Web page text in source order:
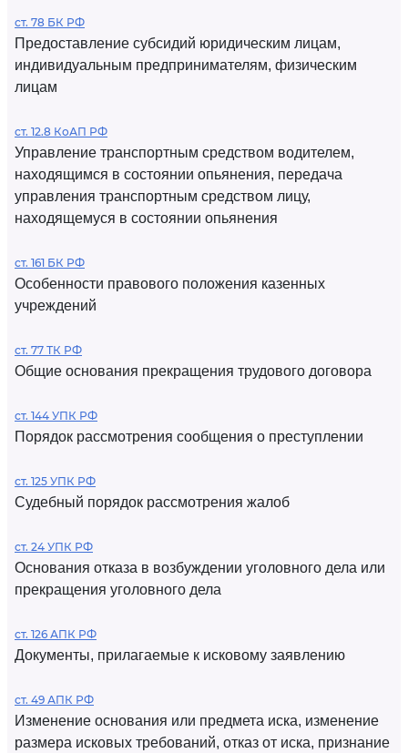
ст. 78 БК РФ
Предоставление субсидий юридическим лицам,
индивидуальным предпринимателям, физическим
лицам
ст. 12.8 КоАП РФ
Управление транспортным средством водителем,
находящимся в состоянии опьянения, передача
управления транспортным средством лицу,
находящемуся в состоянии опьянения
ст. 161 БК РФ
Особенности правового положения казенных
учреждений
ст. 77 ТК РФ
Общие основания прекращения трудового договора
ст. 144 УПК РФ
Порядок рассмотрения сообщения о преступлении
ст. 125 УПК РФ
Судебный порядок рассмотрения жалоб
ст. 24 УПК РФ
Основания отказа в возбуждении уголовного дела или
прекращения уголовного дела
ст. 126 АПК РФ
Документы, прилагаемые к исковому заявлению
ст. 49 АПК РФ
Изменение основания или предмета иска, изменение
размера исковых требований, отказ от иска, признание